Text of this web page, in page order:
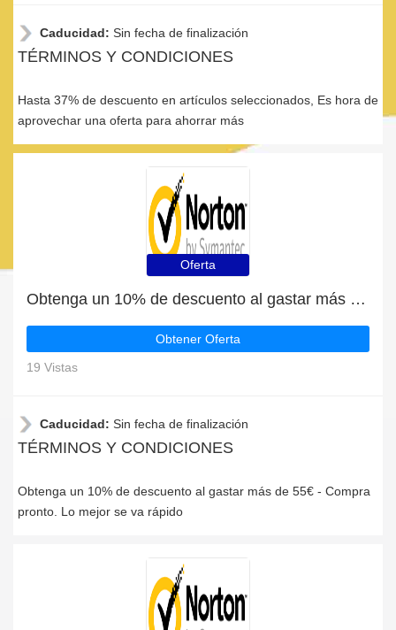
Caducidad: Sin fecha de finalización
TÉRMINOS Y CONDICIONES
Hasta 37% de descuento en artículos seleccionados, Es hora de
aprovechar una oferta para ahorrar más
Oferta
Obtenga un 10% de descuento al gastar más de 55€
Obtener Oferta
19 Vistas
Caducidad: Sin fecha de finalización
TÉRMINOS Y CONDICIONES
Obtenga un 10% de descuento al gastar más de 55€ - Compra
pronto. Lo mejor se va rápido